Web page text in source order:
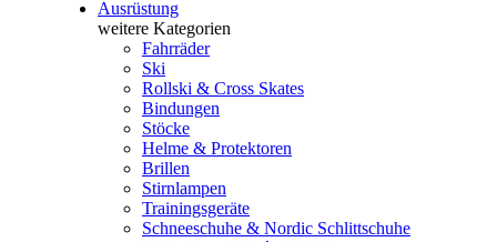
Ausrüstung
weitere Kategorien
Fahrräder
Ski
Rollski & Cross Skates
Bindungen
Stöcke
Helme & Protektoren
Brillen
Stirnlampen
Trainingsgeräte
Schneeschuhe & Nordic Schlittschuhe